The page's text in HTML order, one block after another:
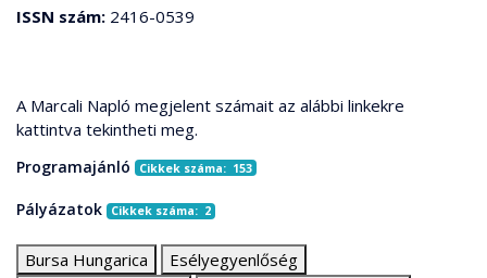
ISSN szám: 2416-0539
A Marcali Napló megjelent számait az alábbi linkekre
kattintva tekintheti meg.
Programajánló Cikkek száma: 153
Pályázatok Cikkek száma: 2
Bursa Hungarica
Esélyegyenlőség